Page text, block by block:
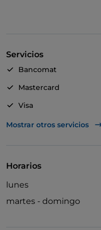
Servicios
Bancomat
Mastercard
Visa
Acceso para inválidos
Mostrar otros servicios
Horarios
lunes
martes - domingo